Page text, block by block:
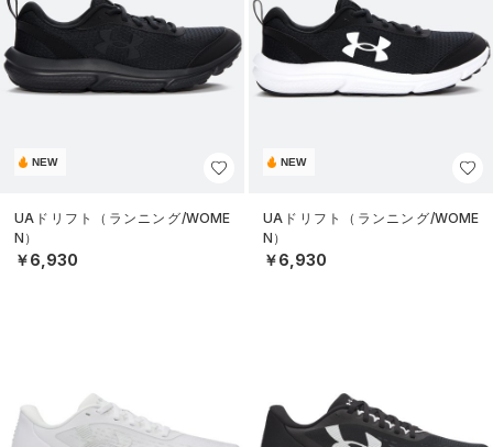
NEW
UAドリフト（ランニング/WOME
N）
￥6,930
NEW
UAドリフト（ランニング/WOME
N）
￥6,930